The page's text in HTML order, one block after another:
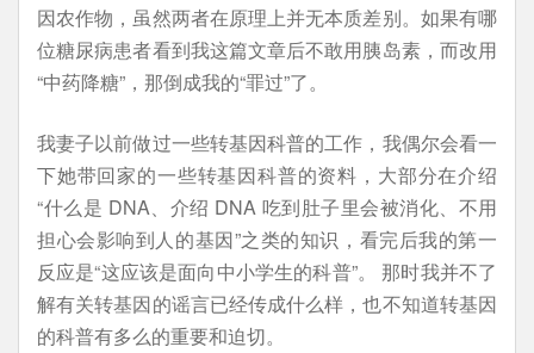
因农作物，虽然两者在原理上并无本质差别。如果有哪
位糖尿病患者看到我这篇文章后不敢用胰岛素，而改用
“中药降糖”，那倒成我的“罪过”了。
我妻子以前做过一些转基因科普的工作，我偶尔会看一
下她带回家的一些转基因科普的资料，大部分在介绍
“什么是 DNA、介绍 DNA 吃到肚子里会被消化、不用
担心会影响到人的基因”之类的知识，看完后我的第一
反应是“这应该是面向中小学生的科普”。 那时我并不了
解有关转基因的谣言已经传成什么样，也不知道转基因
的科普有多么的重要和迫切。